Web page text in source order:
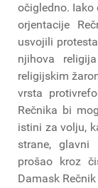
očigledno.
orjentacije
usvojili
njihova
religijskim
vrsta
Rečnika bi
istini za volju,
strane,
prošao kroz
Damask